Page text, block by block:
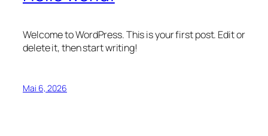
Welcome to WordPress. This is your first post. Edit or
delete it, then start writing!
Mai 6, 2026